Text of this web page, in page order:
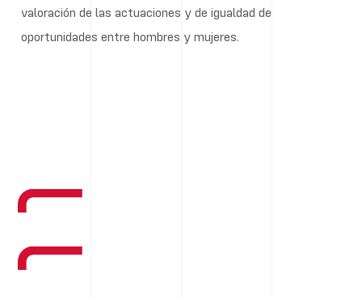
valoración de las actuaciones y de igualdad de
oportunidades entre hombres y mujeres.